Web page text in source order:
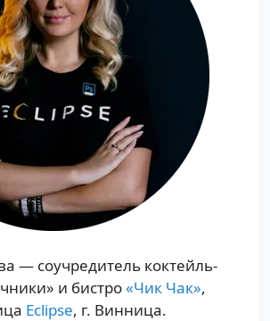
— соучредитель коктейль-
и бистро«Чик Чак»,
Eclipse, г. Винница.